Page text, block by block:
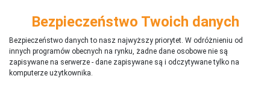
Bezpieczeństwo Twoich danych
Bezpieczeństwo danych to nasz najwyższy priorytet. W odróżnieniu od
innych programów obecnych na rynku, żadne dane osobowe nie są
zapisywane na serwerze - dane zapisywane są i odczytywane tylko na
komputerze użytkownika.